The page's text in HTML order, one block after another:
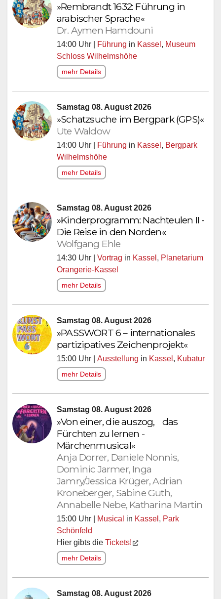
»Rembrandt 1632: Führung in
arabischer Sprache«
Dr. Aymen Hamdouni
14:00 Uhr | Führung in Kassel , Museum
Schloss Wilhelmshöhe
mehr Details
Samstag 08. August 2026
»Schatzsuche im Bergpark (GPS)«
Ute Waldow
14:00 Uhr | Führung in Kassel , Bergpark
Wilhelmshöhe
mehr Details
Samstag 08. August 2026
»Kinderprogramm: Nachteulen II -
Die Reise in den Norden«
Wolfgang Ehle
14:30 Uhr | Vortrag in Kassel , Planetarium
Orangerie-Kassel
mehr Details
Samstag 08. August 2026
»PASSWORT 6 – internationales
partizipatives Zeichenprojekt«
15:00 Uhr | Ausstellung in Kassel , Kubatur
mehr Details
Samstag 08. August 2026
»Von einer, die auszog, das
Fürchten zu lernen -
Märchenmusical«
Anja Dorrer, Daniele Nonnis,
Dominic Jarmer, Inga
Jamry/Jessica Krüger, Adrian
Kroneberger, Sabine Guth,
Annabelle Nebe, Katharina Martin
15:00 Uhr | Musical in Kassel , Park
Schönfeld
Hier gibts die Tickets!
mehr Details
Samstag 08. August 2026